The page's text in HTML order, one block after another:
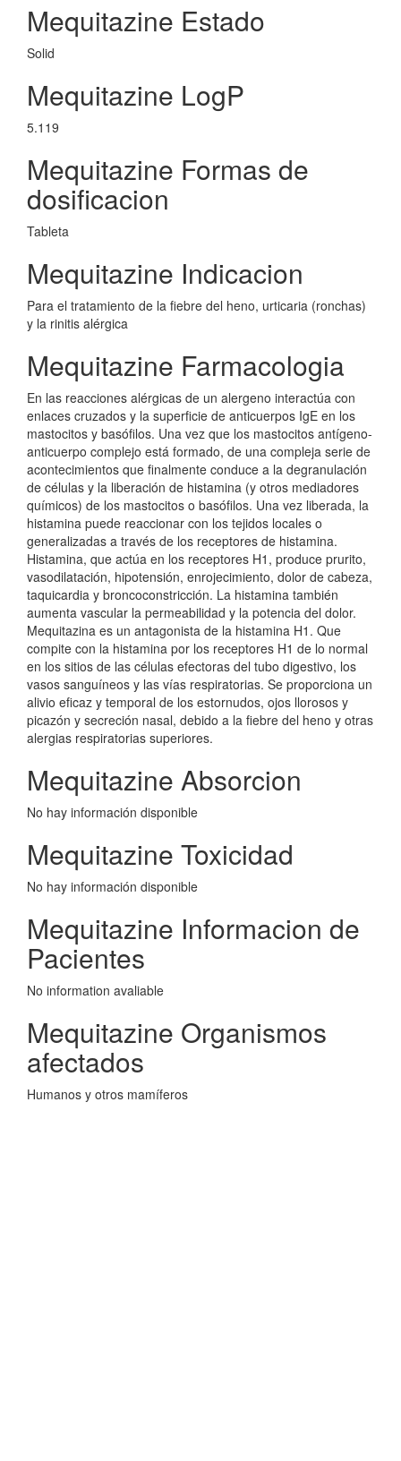
Mequitazine Estado
Solid
Mequitazine LogP
5.119
Mequitazine Formas de
dosificacion
Tableta
Mequitazine Indicacion
Para el tratamiento de la fiebre del heno, urticaria (ronchas)
y la rinitis alérgica
Mequitazine Farmacologia
En las reacciones alérgicas de un alergeno interactúa con
enlaces cruzados y la superficie de anticuerpos IgE en los
mastocitos y basófilos. Una vez que los mastocitos antígeno-
anticuerpo complejo está formado, de una compleja serie de
acontecimientos que finalmente conduce a la degranulación
de células y la liberación de histamina (y otros mediadores
químicos) de los mastocitos o basófilos. Una vez liberada, la
histamina puede reaccionar con los tejidos locales o
generalizadas a través de los receptores de histamina.
Histamina, que actúa en los receptores H1, produce prurito,
vasodilatación, hipotensión, enrojecimiento, dolor de cabeza,
taquicardia y broncoconstricción. La histamina también
aumenta vascular la permeabilidad y la potencia del dolor.
Mequitazina es un antagonista de la histamina H1. Que
compite con la histamina por los receptores H1 de lo normal
en los sitios de las células efectoras del tubo digestivo, los
vasos sanguíneos y las vías respiratorias. Se proporciona un
alivio eficaz y temporal de los estornudos, ojos llorosos y
picazón y secreción nasal, debido a la fiebre del heno y otras
alergias respiratorias superiores.
Mequitazine Absorcion
No hay información disponible
Mequitazine Toxicidad
No hay información disponible
Mequitazine Informacion de
Pacientes
No information avaliable
Mequitazine Organismos
afectados
Humanos y otros mamíferos